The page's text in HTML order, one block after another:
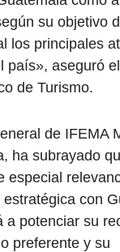
su objetivo
los principales
país», aseguró
de Turismo.
de IFEMA
ha subrayado
especial
con
a potenciar su
preferente y su